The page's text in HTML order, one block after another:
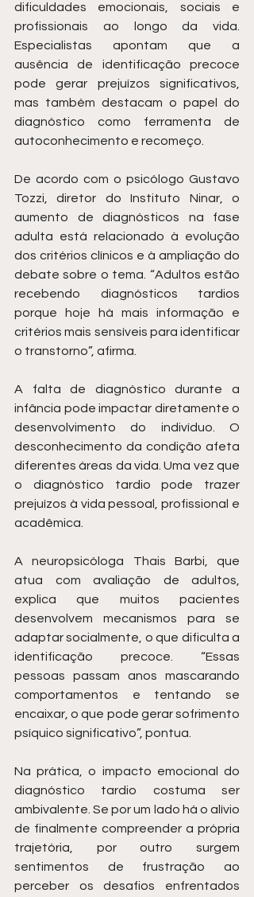
dificuldades emocionais, sociais e
profissionais ao longo da vida.
Especialistas apontam que a
ausência de identificação precoce
pode gerar prejuízos significativos,
mas também destacam o papel do
diagnóstico como ferramenta de
autoconhecimento e recomeço.
De acordo com o psicólogo Gustavo
Tozzi, diretor do Instituto Ninar, o
aumento de diagnósticos na fase
adulta está relacionado à evolução
dos critérios clínicos e à ampliação do
debate sobre o tema. “Adultos estão
recebendo diagnósticos tardios
porque hoje há mais informação e
critérios mais sensíveis para identificar
o transtorno”, afirma.
A falta de diagnóstico durante a
infância pode impactar diretamente o
desenvolvimento do indivíduo. O
desconhecimento da condição afeta
diferentes áreas da vida. Uma vez que
o diagnóstico tardio pode trazer
prejuízos à vida pessoal, profissional e
acadêmica.
A neuropsicóloga Thais Barbi, que
atua com avaliação de adultos,
explica que muitos pacientes
desenvolvem mecanismos para se
adaptar socialmente, o que dificulta a
identificação precoce. “Essas
pessoas passam anos mascarando
comportamentos e tentando se
encaixar, o que pode gerar sofrimento
psíquico significativo”, pontua.
Na prática, o impacto emocional do
diagnóstico tardio costuma ser
ambivalente. Se por um lado há o alívio
de finalmente compreender a própria
trajetória, por outro surgem
sentimentos de frustração ao
perceber os desafios enfrentados